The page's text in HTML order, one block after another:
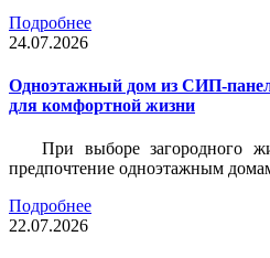
Подробнее
24.07.2026
Одноэтажный дом из СИП-
для комфортной жизни
При выборе загородного
предпочтение одноэтажным
Подробнее
22.07.2026